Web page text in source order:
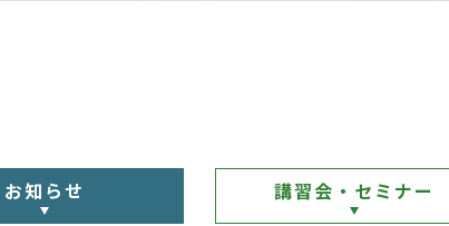
お知らせ 講習会・セミナー